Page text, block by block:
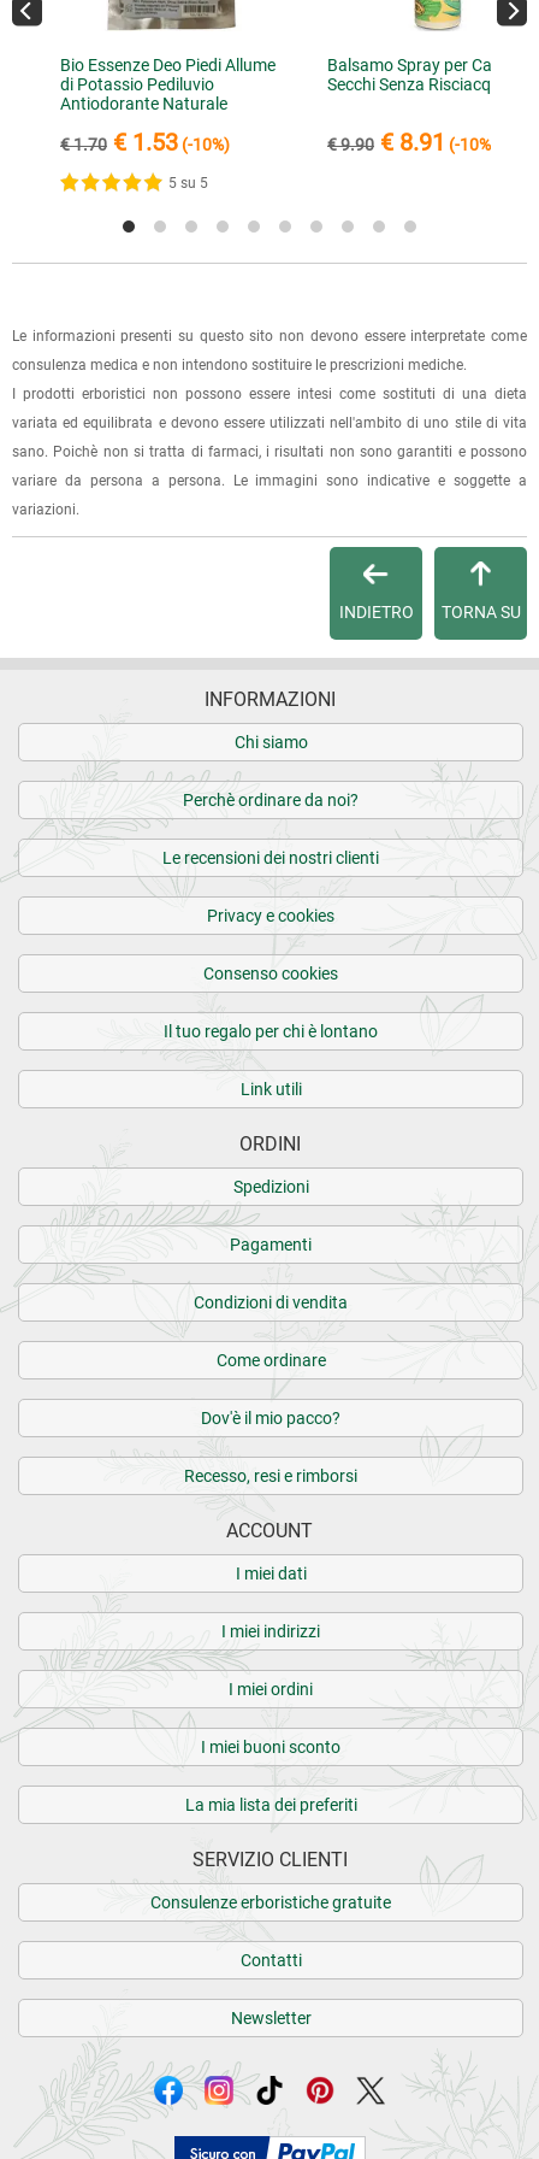
direttamente nel punto vendita di Via Iglesias 5/B a Cagliari.
Per scegliere questa possibilità, seleziona l'opzione "Ritiro in
negozio" al momento della scelta della modalità di
spedizione, in questo modo non ti verranno addebitate le
spese di spedizione e sarai avvisato con una e-mail quando
l'ordine sarà pronto per il ritiro.
(selezionando l'apposita casella del modulo d'ordine e
specificando l'indirizzo di fatturazione).
Dalla tuaArea Clientepotrai verificare lo stato di lavorazione
dell'ordine e lo stato della spedizione.
Per qualsiasi informazione, contattaci via
Condizioni di vendita
inviare la ricevuta di versamento all'e-mail
info@lerboristeria.com.
I dati per il pagamento saranno riportati anche nell'email di
conferma dell'ordine.
Bio Essenze Deo Piedi Allume
di Potassio Pediluvio
Antiodorante Naturale
€ 1.70 € 1.53 (-10%)
5 su 5
Balsamo Spray per Capelli
Secchi Senza Risciacquo
€ 9.90 € 8.91 (-10%)
Le informazioni presenti su questo sito non devono essere interpretate come
consulenza medica e non intendono sostituire le prescrizioni mediche.
I prodotti erboristici non possono essere intesi come sostituti di una dieta
variata ed equilibrata e devono essere utilizzati nell'ambito di uno stile di vita
sano. Poichè non si tratta di farmaci, i risultati non sono garantiti e possono
variare da persona a persona. Le immagini sono indicative e soggette a
variazioni.
TORNA SU
INDIETRO
INFORMAZIONI
Chi siamo
Perchè ordinare da noi?
Le recensioni dei nostri clienti
Privacy e cookies
Consenso cookies
Il tuo regalo per chi è lontano
Link utili
ORDINI
Spedizioni
Pagamenti
Condizioni di vendita
Come ordinare
Dov'è il mio pacco?
Recesso, resi e rimborsi
ACCOUNT
I miei dati
I miei indirizzi
I miei ordini
I miei buoni sconto
La mia lista dei preferiti
SERVIZIO CLIENTI
Consulenze erboristiche gratuite
Contatti
Newsletter